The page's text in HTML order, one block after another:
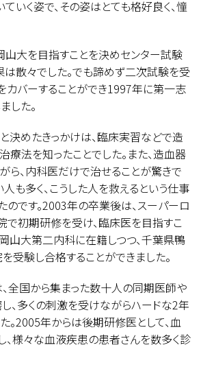
いく姿で、その姿はとても格好良く、憧
大を目指すことを決めセンター試験
は散々でした。でも諦めず二次試験を受
カバーすることができ1997年に第一志
した。
決めたきっかけは、臨床実習などで造
療法を知ったことでした。また、造血器
ら、内科医だけで治せることが驚きで
も多く、こうした人を救えるという仕事
のです。2003年の卒業後は、スーパーロ
で初期研修を受け、臨床医を目指すこ
岡山大第二内科に在籍しつつ、千葉県鴨
受験し合格することができました。
全国から集まった数十人の同期医師や
、多くの刺激を受けながらハードな2年
。2005年からは後期研修医として、血
、様々な血液疾患の患者さんを数多く診